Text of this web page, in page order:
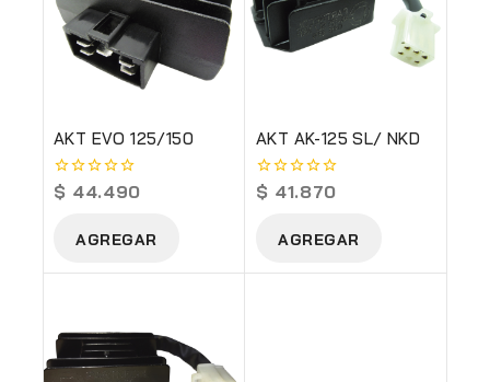
AKT EVO 125/150
0
out
$ 44.490
AGREGAR
AKT AK-125 SL/ NKD
0
out
$ 41.870
AGREGAR